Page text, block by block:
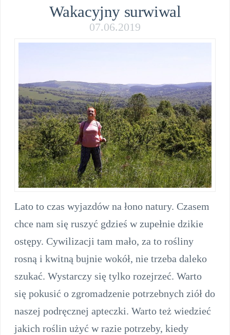
Wakacyjny surwiwal
07.06.2019
Lato to czas wyjazdów na łono natury. Czasem
chce nam się ruszyć gdzieś w zupełnie dzikie
ostępy. Cywilizacji tam mało, za to rośliny
rosną i kwitną bujnie wokół, nie trzeba daleko
szukać. Wystarczy się tylko rozejrzeć. Warto
się pokusić o zgromadzenie potrzebnych ziół do
naszej podręcznej apteczki. Warto też wiedzieć
jakich roślin użyć w razie potrzeby, kiedy